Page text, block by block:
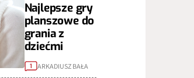
Najlepsze gry
planszowe do
grania z
dziećmi
1 ARKADIUSZ BAŁA